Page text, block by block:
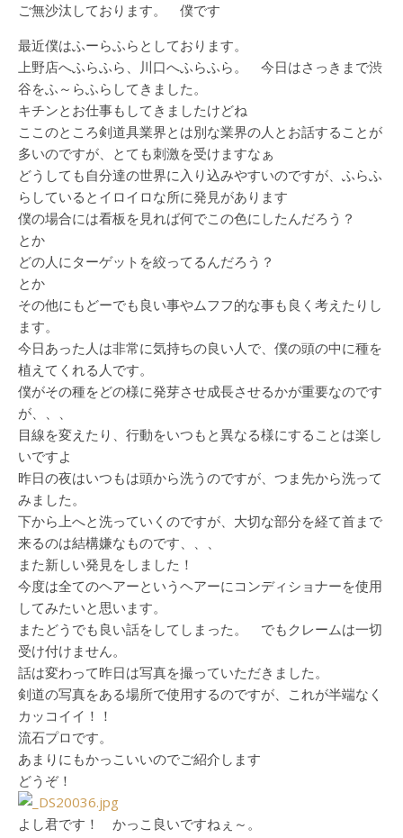
ご無沙汰しております。 僕です
最近僕はふーらふらとしております。
上野店へふらふら、川口へふらふら。 今日はさっきまで渋
谷をふ～らふらしてきました。
キチンとお仕事もしてきましたけどね
ここのところ剣道具業界とは別な業界の人とお話することが
多いのですが、とても刺激を受けますなぁ
どうしても自分達の世界に入り込みやすいのですが、ふらふ
らしているとイロイロな所に発見があります
僕の場合には看板を見れば何でこの色にしたんだろう？
とか
どの人にターゲットを絞ってるんだろう？
とか
その他にもどーでも良い事やムフフ的な事も良く考えたりし
ます。
今日あった人は非常に気持ちの良い人で、僕の頭の中に種を
植えてくれる人です。
僕がその種をどの様に発芽させ成長させるかが重要なのです
が、、、
目線を変えたり、行動をいつもと異なる様にすることは楽し
いですよ
昨日の夜はいつもは頭から洗うのですが、つま先から洗って
みました。
下から上へと洗っていくのですが、大切な部分を経て首まで
来るのは結構嫌なものです、、、
また新しい発見をしました！
今度は全てのヘアーというヘアーにコンディショナーを使用
してみたいと思います。
またどうでも良い話をしてしまった。 でもクレームは一切
受け付けません。
話は変わって昨日は写真を撮っていただきました。
剣道の写真をある場所で使用するのですが、これが半端なく
カッコイイ！！
流石プロです。
あまりにもかっこいいのでご紹介します
どうぞ！
よし君です！ かっこ良いですねぇ～。